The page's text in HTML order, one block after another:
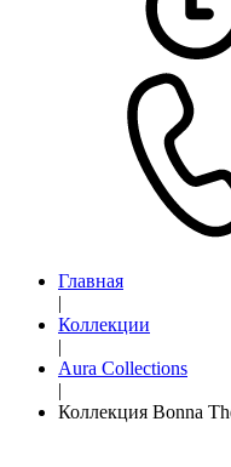
Главная
|
Коллекции
|
Aura Collections
|
Коллекция Bonna